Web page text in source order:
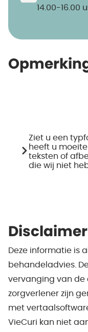
14.00-16.00
Ziet u een
heeft u
teksten of
die wij niet
Disclaimer
Deze informatie is
behandeladvies.
vervanging van de
zorgverlener zijn
met
VieCuri kan niet